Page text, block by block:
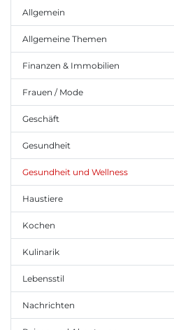
Allgemein
Allgemeine Themen
Finanzen & Immobilien
Frauen / Mode
Geschäft
Gesundheit
Gesundheit und Wellness
Haustiere
Kochen
Kulinarik
Lebensstil
Nachrichten